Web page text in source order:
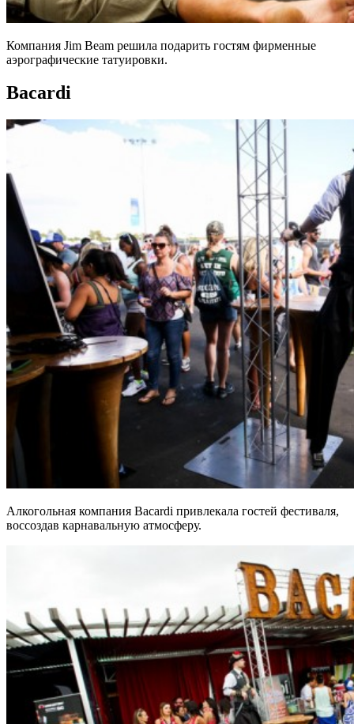
Компания Jim Beam решила подарить гостям фирменные
аэрографические татуировки.
Bacardi
Алкогольная компания Bacardi привлекала гостей фестиваля,
воссоздав карнавальную атмосферу.